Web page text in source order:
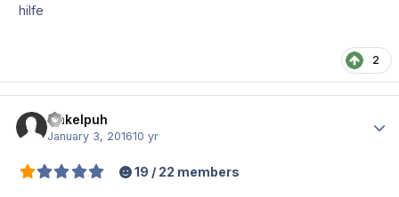
hilfe
2
Onkelpuh
January 3, 201610 yr
19 / 22 members